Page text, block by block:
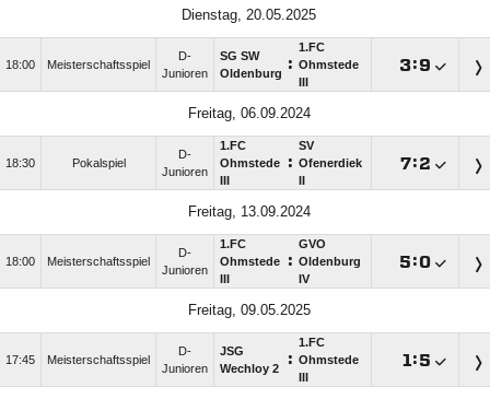
Dienstag, 20.05.2025
18:00 Meisterschaftsspiel
D-
Junioren
SG SW
Oldenburg :
1.FC
Ohmstede
:
Freitag, 06.09.2024
18:30 Pokalspiel
D-
Junioren
1.FC
Ohmstede
:
SV
Ofenerdiek
:
Freitag, 13.09.2024
18:00 Meisterschaftsspiel
D-
Junioren
1.FC
Ohmstede
:
GVO
Oldenburg
IV
:
Freitag, 09.05.2025
17:45 Meisterschaftsspiel
D-
Junioren
JSG
Wechloy 2
:
1.FC
Ohmstede
: